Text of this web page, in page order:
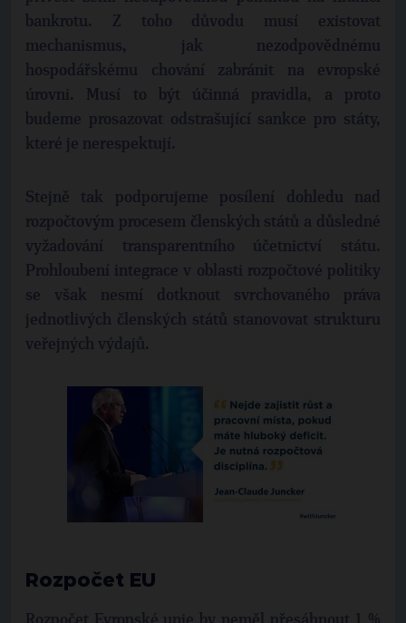
bankrotu. Z toho důvodu musí existovat
mechanismus, jak nezodpovědnému
hospodářskému chování zabránit na evropské
úrovni. Musí to být účinná pravidla, a proto
budeme prosazovat odstrašující sankce pro státy,
které je nerespektují.
Stejně tak podporujeme posílení dohledu nad
rozpočtovým procesem členských států a důsledné
vyžadování transparentního účetnictví státu.
Prohloubení integrace v oblasti rozpočtové politiky
se však nesmí dotknout svrchovaného práva
jednotlivých členských států stanovovat strukturu
veřejných výdajů.
Rozpočet EU